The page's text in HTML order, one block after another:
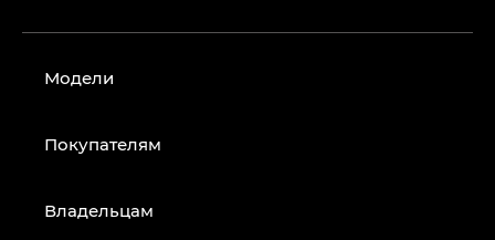
Модели
Покупателям
Владельцам